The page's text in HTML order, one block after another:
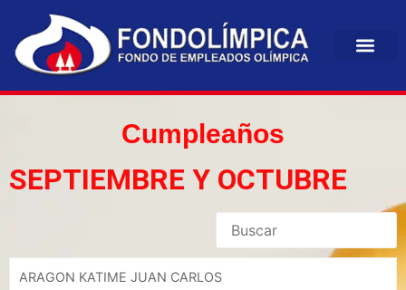
Cumpleaños
SEPTIEMBRE Y OCTUBRE
ARAGON KATIME JUAN CARLOS